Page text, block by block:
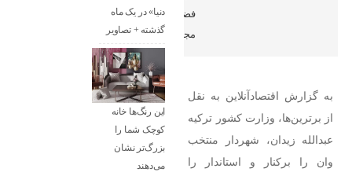
فضای
مجازی
به گزارش اقتصادآنلاین به نقل
از برترین‌ها، وزارت کشور ترکیه
عبدالله زیدان، شهردار منتخب
وان را برکنار و استاندار را
دنیا» در یک ماه
گذشته + تصاویر
این رنگ‌ها خانه
کوچک شما را
بزرگ‌تر نشان
می‌دهند